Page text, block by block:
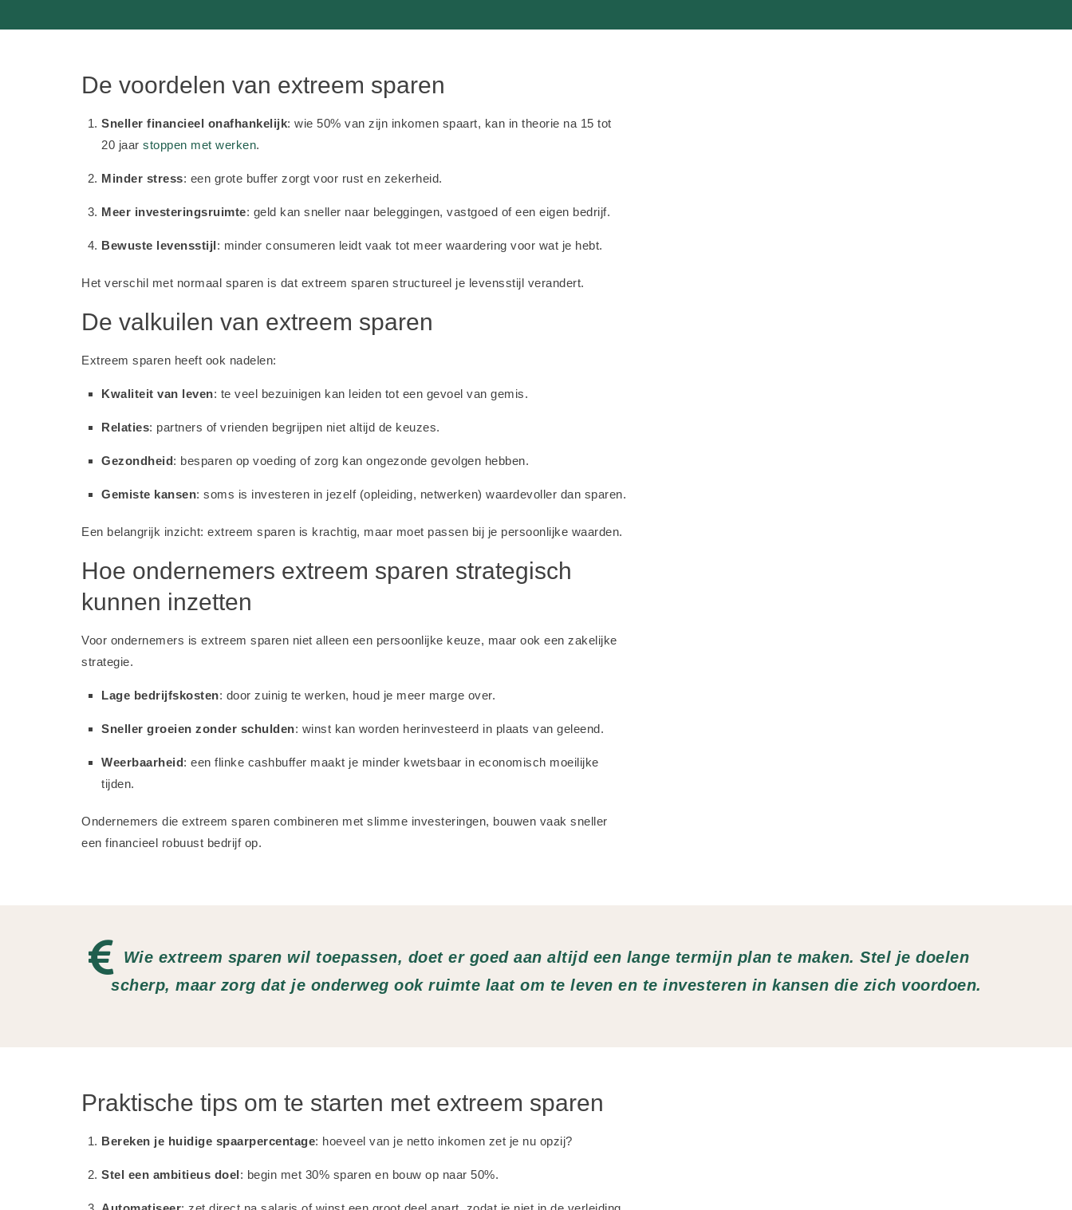
De voordelen van extreem sparen
Sneller financieel onafhankelijk: wie 50% van zijn inkomen spaart, kan in theorie na 15 tot
20 jaar stoppen met werken.
Minder stress: een grote buffer zorgt voor rust en zekerheid.
Meer investeringsruimte: geld kan sneller naar beleggingen, vastgoed of een eigen bedrijf.
Bewuste levensstijl: minder consumeren leidt vaak tot meer waardering voor wat je hebt.
Het verschil met normaal sparen is dat extreem sparen structureel je levensstijl verandert.
De valkuilen van extreem sparen
Extreem sparen heeft ook nadelen:
Kwaliteit van leven: te veel bezuinigen kan leiden tot een gevoel van gemis.
Relaties: partners of vrienden begrijpen niet altijd de keuzes.
Gezondheid: besparen op voeding of zorg kan ongezonde gevolgen hebben.
Gemiste kansen: soms is investeren in jezelf (opleiding, netwerken) waardevoller dan sparen.
Een belangrijk inzicht: extreem sparen is krachtig, maar moet passen bij je persoonlijke waarden.
Hoe ondernemers extreem sparen strategisch
kunnen inzetten
Voor ondernemers is extreem sparen niet alleen een persoonlijke keuze, maar ook een zakelijke
strategie.
Lage bedrijfskosten: door zuinig te werken, houd je meer marge over.
Sneller groeien zonder schulden: winst kan worden herinvesteerd in plaats van geleend.
Weerbaarheid: een flinke cashbuffer maakt je minder kwetsbaar in economisch moeilijke
tijden.
Ondernemers die extreem sparen combineren met slimme investeringen, bouwen vaak sneller
een financieel robuust bedrijf op.
Wie extreem sparen wil toepassen, doet er goed aan altijd een lange termijn plan te maken. Stel je doelen
scherp, maar zorg dat je onderweg ook ruimte laat om te leven en te investeren in kansen die zich voordoen.
Praktische tips om te starten met extreem sparen
Bereken je huidige spaarpercentage: hoeveel van je netto inkomen zet je nu opzij?
Stel een ambitieus doel: begin met 30% sparen en bouw op naar 50%.